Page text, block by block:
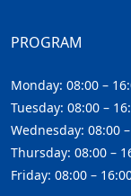
PROGRAM
Monday: 08:00 –
Tuesday: 08:00 –
Wednesday: 08:00
Thursday: 08:00 –
Friday: 08:00 –